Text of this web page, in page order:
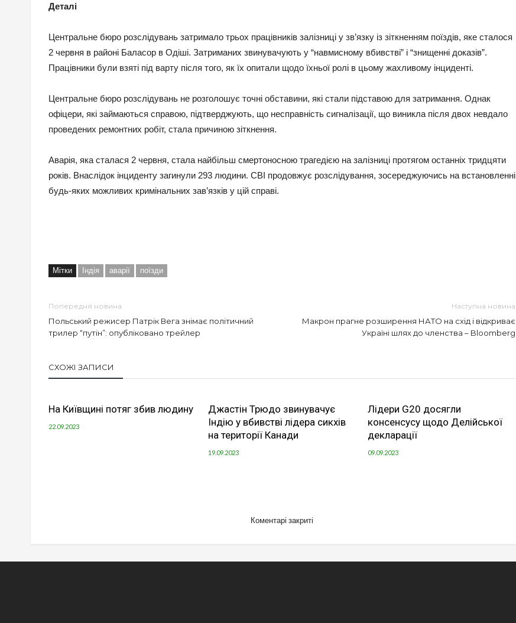
Деталі
Центральне бюро розслідувань затримало трьох працівників залізниці у зв’язку із зіткненням поїздів, яке сталося
2 червня в районі Баласор в Одіші. Затриманих звинувачують у “навмисному вбивстві” і “знищенні доказів”.
Працівники були взяті під варту після того, як їх опитали щодо їхньої ролі в цьому жахливому інциденті.
Центральне бюро розслідувань не розголошує точні обставини, які стали підставою для затримання. Однак
офіцери, які займаються справою, підтверджують, що несправність сигналізації, що виникла після двох невдало
проведених ремонтних робіт, стала причиною зіткнення.
Аварія, яка сталася 2 червня, стала найбільш смертоносною трагедією на залізниці протягом останніх тридцяти
років. Внаслідок інциденту загинули 293 людини. CBI продовжує розслідування, зосереджуючись на встановленні
будь-яких можливих кримінальних зав’язків у цій справі.
Мітки Індія аварії поїзди
Попередня новина
Польський режисер Патрік Вега знімає політичний
трилер “путін”: опубліковано трейлер
Наступна новина
Макрон прагне розширення НАТО на схід і відкриває
Україні шлях до членства – Bloomberg
СХОЖІ ЗАПИСИ
На Київщині потяг збив людину
22.09.2023
Джастін Трюдо звинувачує
Індію у вбивстві лідера сикхів
на території Канади
19.09.2023
Лідери G20 досягли
консенсусу щодо Делійської
декларації
09.09.2023
Коментарі закриті